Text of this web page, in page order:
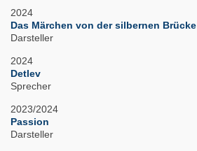
2024
Das Märchen von der silbernen Brücke
Darsteller
2024
Detlev
Sprecher
2023/2024
Passion
Darsteller